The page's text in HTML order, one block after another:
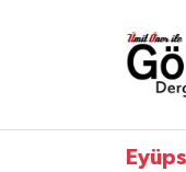
Anne Çocuk
Eyüpsultan